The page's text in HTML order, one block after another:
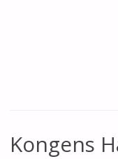
Kongens